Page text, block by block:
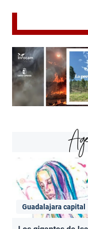
Guadalajara capital